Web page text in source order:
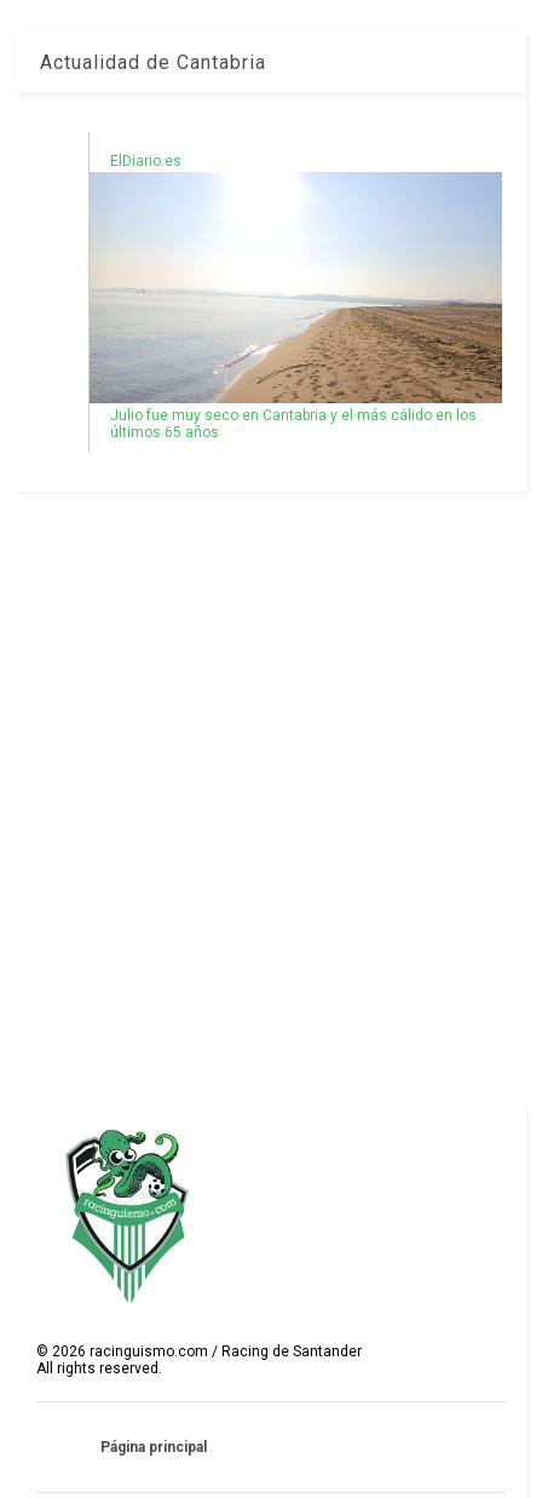
Actualidad de Cantabria
ElDiario.es
Julio fue muy seco en Cantabria y el más cálido en los
últimos 65 años
© 2026 racinguismo.com / Racing de Santander
All rights reserved.
Página principal